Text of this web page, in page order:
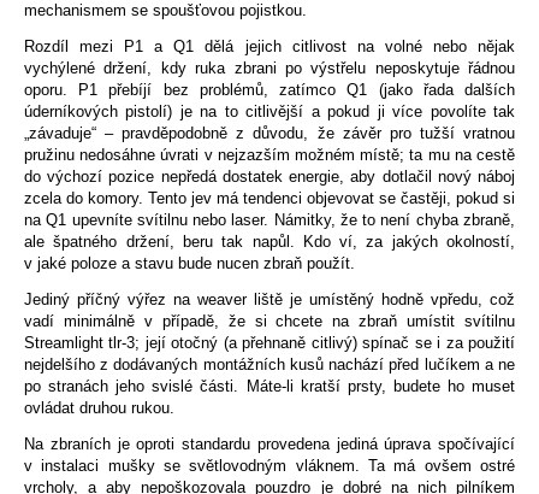
mechanismem se spoušťovou pojistkou.
Rozdíl mezi P1 a Q1 dělá jejich citlivost na volné nebo nějak
vychýlené držení, kdy ruka zbrani po výstřelu neposkytuje řádnou
oporu. P1 přebíjí bez problémů, zatímco Q1 (jako řada dalších
úderníkových pistolí) je na to citlivější a pokud ji více povolíte tak
„závaduje“ – pravděpodobně z důvodu, že závěr pro tužší vratnou
pružinu nedosáhne úvrati v nejzazším možném místě; ta mu na cestě
do výchozí pozice nepředá dostatek energie, aby dotlačil nový náboj
zcela do komory. Tento jev má tendenci objevovat se častěji, pokud si
na Q1 upevníte svítilnu nebo laser. Námitky, že to není chyba zbraně,
ale špatného držení, beru tak napůl. Kdo ví, za jakých okolností,
v jaké poloze a stavu bude nucen zbraň použít.
Jediný příčný výřez na weaver liště je umístěný hodně vpředu, což
vadí minimálně v případě, že si chcete na zbraň umístit svítilnu
Streamlight tlr-3; její otočný (a přehnaně citlivý) spínač se i za použití
nejdelšího z dodávaných montážních kusů nachází před lučíkem a ne
po stranách jeho svislé části. Máte-li kratší prsty, budete ho muset
ovládat druhou rukou.
Na zbraních je oproti standardu provedena jediná úprava spočívající
v instalaci mušky se světlovodným vláknem. Ta má ovšem ostré
vrcholy, a aby nepoškozovala pouzdro je dobré na nich pilníkem